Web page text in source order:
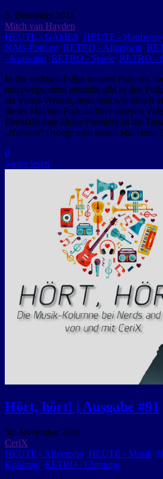
5. Dezember 2018
Mitch van Hayden
HEUTE - GAMES, HEUTE - Hardware,
NAG-Podcast, RETRO - Allgemein,
- Konsolen, RETRO - Spiele, RETRO -
In der sechsten Folge unseres Podcasts
unterwegs, denn erstmals gibt es den
als Video-Version, denn statt wie üblich
dieses Mal den Podcast über unseren
Ebenfalls eine kleine Premiere ist die
„Nafcom“ Droege zum ersten Mal einen
0
weiter lesen
Hört, hört! | Ausgabe #91
30. November 2018
CeriX
HEUTE - Allgemein, HEUTE - Musik,
Kolumne, RETRO - Chiptune